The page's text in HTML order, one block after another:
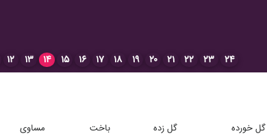
۱۲ ۱۳ ۱۴ ۱۵ ۱۶ ۱۷ ۱۸ ۱۹ ۲۰ ۲۱ ۲۲ ۲۳ ۲۴
مساوی باخت گل زده گل خورده